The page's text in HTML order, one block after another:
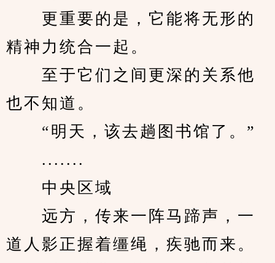
更重要的是，它能将无形的
精神力统合一起。
至于它们之间更深的关系他
也不知道。
“明天，该去趟图书馆了。”
.......
中央区域
远方，传来一阵马蹄声，一
道人影正握着缰绳，疾驰而来。